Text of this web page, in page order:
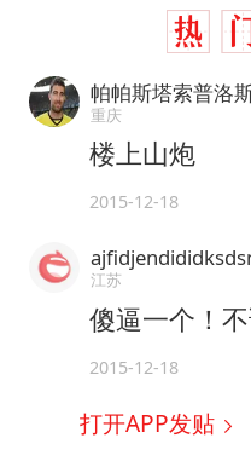
帕帕斯塔索普洛
重庆
楼上山炮
2015-12-18
江苏
傻逼一个！
2015-12-18
打开APP发贴